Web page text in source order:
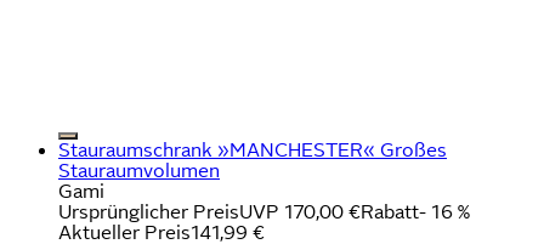
Stauraumschrank »MANCHESTER« Großes
Stauraumvolumen
Gami
Ursprünglicher PreisUVP 170,00 €Rabatt- 16 %
Aktueller Preis141,99 €